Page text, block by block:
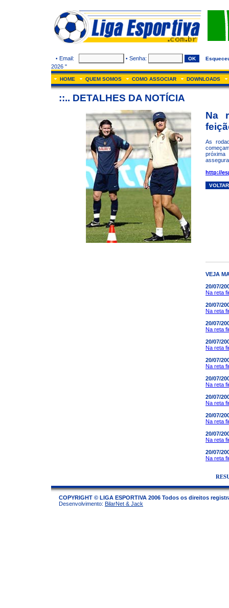
• Email: • Senha:
2026 "
HOME QUEM SOMOS COMO ASSOCIAR DOWNLOADS
::.. DETALHES DA NOTÍCIA
Na
As
http://
VEJA
20/07/
Na reta
20/07/
Na reta
20/07/
Na reta
20/07/
Na reta
20/07/
Na reta
20/07/
Na reta
20/07/
Na reta
20/07/
Na reta
20/07/
Na reta
20/07/
Na reta
COPYRIGHT © LIGA ESPORTIVA 2006 Todos os direitos
Desenvolvimento: BilarNet & Jack